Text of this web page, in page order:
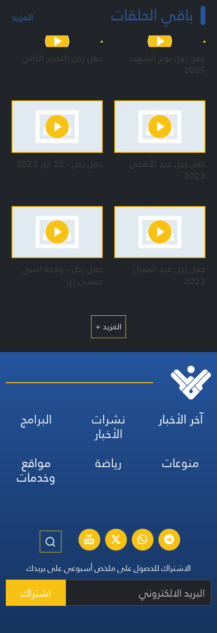
باقي الحلقات المزيد
حفل زجل يوم الشهيد
2025
حفل زجل التحرير الثاني
حفل زجل عيد الأضحى
2023
حفل زجل - 25 أيار 2023
حفل زجل عيد العمال
2023
حفل زجل - ولادة النبي
عيسى (ع)
المزيد +
آخر الأخبار نشرات
الأخبار
البرامج
منوعات
رياضة مواقع
وخدمات
الاشتراك للحصول على ملخص أسبوعي على بريدك
اشتراك